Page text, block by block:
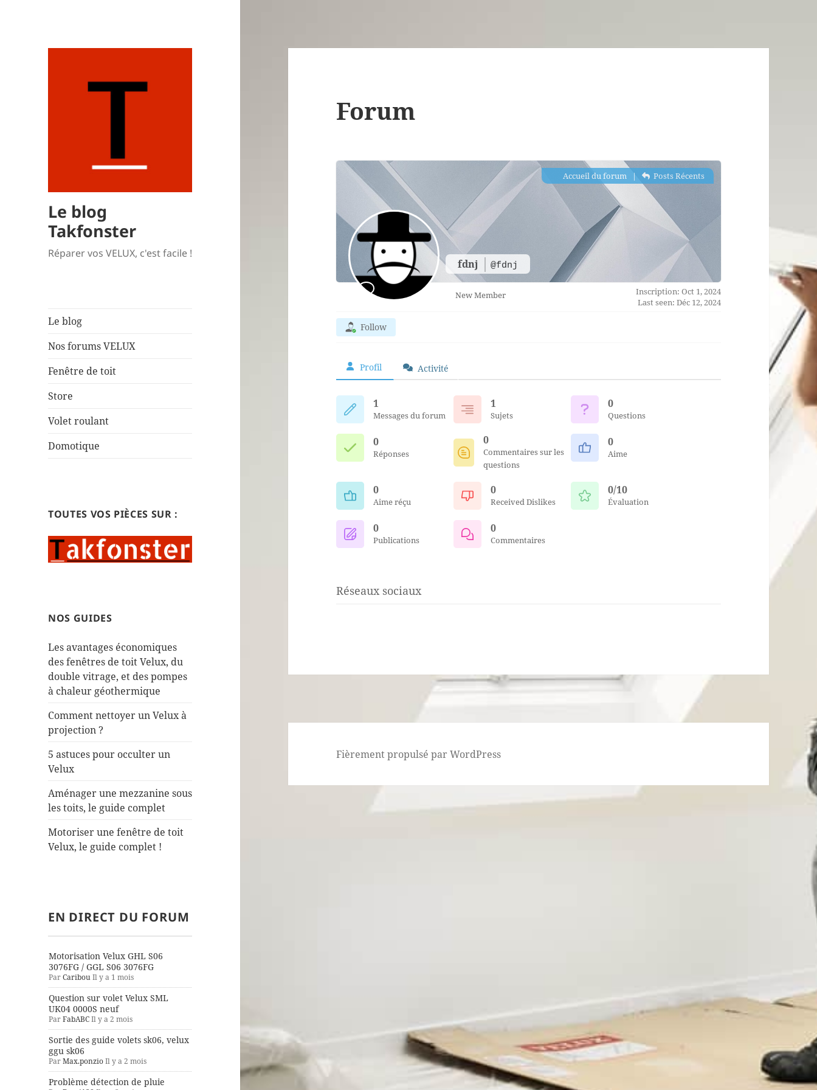
Le blog
Takfonster
Réparer vos VELUX, c'est facile !
Le blog
Nos forums VELUX
Fenêtre de toit
Store
Volet roulant
Domotique
TOUTES VOS PIÈCES SUR :
NOS GUIDES
Les avantages économiques
des fenêtres de toit Velux, du
double vitrage, et des pompes
à chaleur géothermique
Comment nettoyer un Velux à
projection ?
5 astuces pour occulter un
Velux
Aménager une mezzanine sous
les toits, le guide complet
Motoriser une fenêtre de toit
Velux, le guide complet !
EN DIRECT DU FORUM
Motorisation Velux GHL S06
3076FG / GGL S06 3076FG
ParCaribouIl y a 1 mois
Question sur volet Velux SML
UK04 0000S neuf
ParFabABCIl y a 2 mois
Sortie des guide volets sk06, velux
ggu sk06
ParMax.ponzioIl y a 2 mois
Problème détection de pluie
Forum
fdnj @fdnj
Accueil du forum| Posts Récents
New Member
Inscription: Oct 1, 2024
Last seen: Déc 12, 2024
Follow
Profil Activité
1
Messages du forum
1
Sujets
0
Questions
0
Réponses
0
Commentaires sur les
questions
0
Aime
0
Aime réçu
0
Received Dislikes
0/10
Évaluation
0
Publications
0
Commentaires
Réseaux sociaux
Fièrement propulsé par WordPress